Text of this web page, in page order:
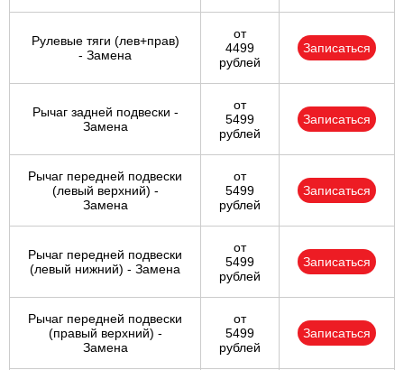
Рулевые тяги (лев+прав)
- Замена
от
4499
рублей
Записаться
Рычаг задней подвески -
Замена
от
5499
рублей
Записаться
Рычаг передней подвески
(левый верхний) -
Замена
от
5499
рублей
Записаться
Рычаг передней подвески
(левый нижний) - Замена
от
5499
рублей
Записаться
Рычаг передней подвески
(правый верхний) -
Замена
от
5499
рублей
Записаться